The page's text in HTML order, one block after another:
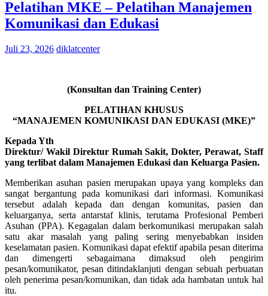
Pelatihan MKE – Pelatihan Manajemen
Komunikasi dan Edukasi
Juli 23, 2026 diklatcenter
(Konsultan dan Training Center)
PELATIHAN KHUSUS
“MANAJEMEN KOMUNIKASI DAN EDUKASI (MKE)”
Kepada Yth
Direktur/ Wakil Direktur Rumah Sakit, Dokter, Perawat, Staff
yang terlibat dalam Manajemen Edukasi dan Keluarga Pasien.
Memberikan asuhan pasien merupakan upaya yang kompleks dan
sangat bergantung pada komunikasi dari informasi. Komunikasi
tersebut adalah kepada dan dengan komunitas, pasien dan
keluarganya, serta antarstaf klinis, terutama Profesional Pemberi
Asuhan (PPA). Kegagalan dalam berkomunikasi merupakan salah
satu akar masalah yang paling sering menyebabkan insiden
keselamatan pasien. Komunikasi dapat efektif apabila pesan diterima
dan dimengerti sebagaimana dimaksud oleh pengirim
pesan/komunikator, pesan ditindaklanjuti dengan sebuah perbuatan
oleh penerima pesan/komunikan, dan tidak ada hambatan untuk hal
itu.